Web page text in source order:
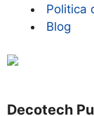
Politica
Blog
Decotech